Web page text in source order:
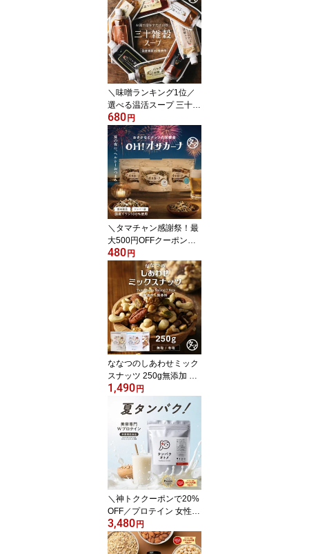
1000円ポッキリ 送料無
料 1日30品目の栄養を実
現 もち麦 国産 大麦 丁寧
な暮らし タマチャンショ
ップ 酵素玄米 食物繊維
タンパク質
＼味噌ランキング1位／
選べる温活スープ 三十雑
穀みそスープ＆旨辛のチ
ゲスープ＆薬膳スープ三
十雑穀と老舗味噌屋から
生まれた本格スープ 化学
調味料・着色料・保存料
不使用｜出汁 即席 麻辣
湯 三十雑穀スープ
680円
＼タマチャン感謝祭！最
大500円OFFクーポン／
小魚アーモンド こざかな
アーモンド アーモンドフ
ィッシュ おやつ OH！オ
サカーナ | カルシウム 送
料無料 おさかな プロテ
イン DHA EPA 健康 スイ
ーツ ポイント消化 お中
元 プチギフト おつまみ
お買い物マラソン
480円
ななつのしあわせミック
スナッツ 250g無添加 選
べる 無塩 or 有塩 送料無
カシューナッツ・マカデ
ミア・ピスタチオ・ピー
カンナッツなど7種類が
楽しめる贅沢ナッツ。お
買い物マラソン
1,490円
＼神トククーポンで20%
OFF／プロテイン 女性
タンパクオトメ 送料無料
女性用 国内生産 ホエイ
プロテイン ソイプロテイ
3,480円